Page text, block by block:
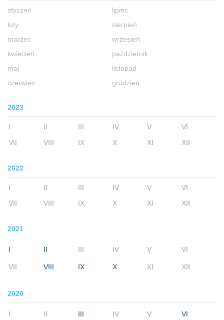
styczeń
luty
marzec
kwiecień
maj
czerwiec
lipiec
sierpień
wrzesień
październik
listopad
grudzień
2023
I II III IV V
VI
VII
VIII IX X XI XII
2022
I II III IV V
VI
VII
VIII IX X XI XII
2021
I II III IV V VI
VII VIII IX X XI XII
2020
I II III IV V VI